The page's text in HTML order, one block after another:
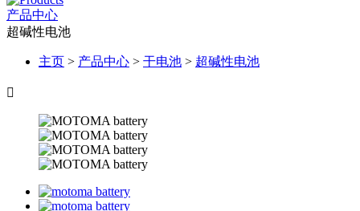
产品中心
超碱性电池
主页 > 产品中心 > 干电池 > 超碱性电池
